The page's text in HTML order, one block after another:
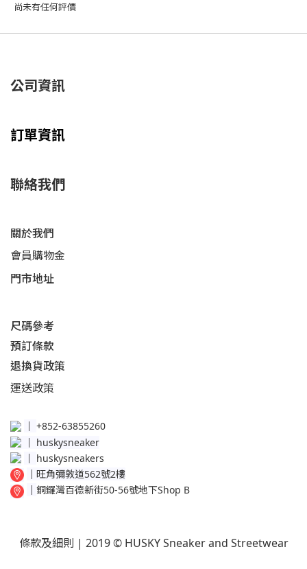
尚未有任何評價
公司資訊
訂單資訊
聯絡我們
關於我們
會員購物金
門市地址
尺碼參考
預訂條款
退換貨政策​
運送政策​
+852-63855260
│ huskysneaker
│ huskysneakers
│ 旺角彌敦道562號2樓
銅鑼灣百德新街50-56號地下Shop B
條款及細則 | 2019 © HUSKY Sneaker and Streetwear